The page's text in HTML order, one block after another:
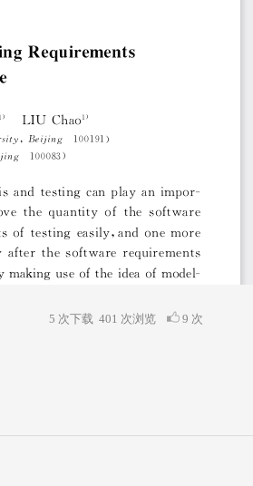
5 次下载 401 次浏览 9 次